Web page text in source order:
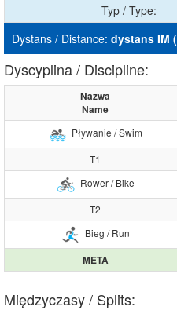
Typ / Type:
Dystans / Distance: dystans IM
Dyscyplina / Discipline:
Nazwa
Name
Pływanie / Swim
T1
Rower / Bike
T2
Bieg / Run
META
Międzyczasy / Splits: